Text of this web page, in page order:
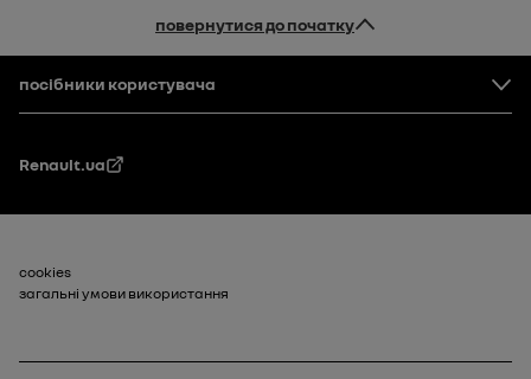
повернутися до початку
Нижня частина сторінки
посібники користувача
Renault.ua
Footer_2
cookies
загальні умови використання